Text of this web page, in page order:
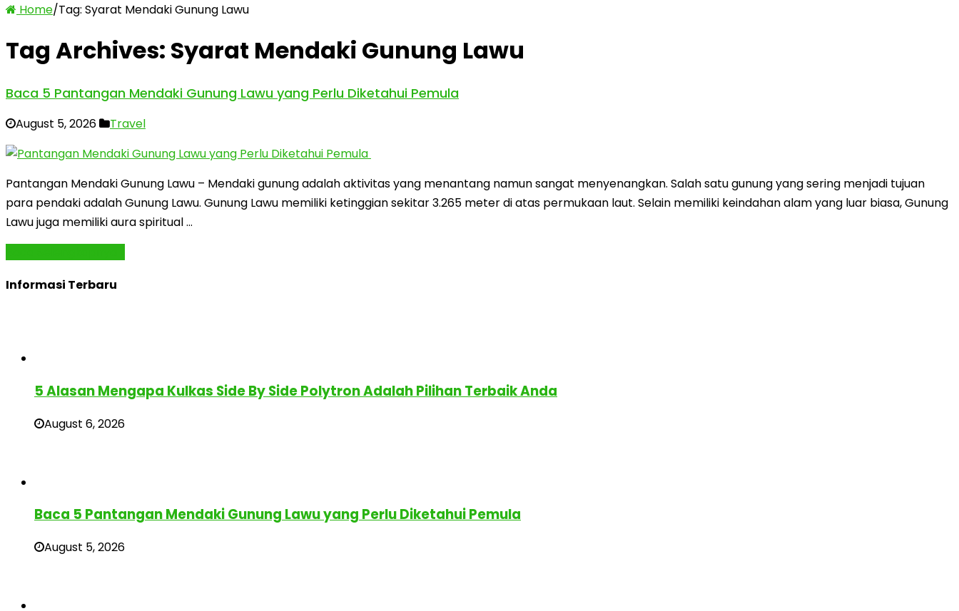
Home/Tag: Syarat Mendaki Gunung Lawu
Tag Archives: Syarat Mendaki Gunung Lawu
Baca 5 Pantangan Mendaki Gunung Lawu yang Perlu Diketahui Pemula
August 5, 2026 Travel
Pantangan Mendaki Gunung Lawu – Mendaki gunung adalah aktivitas yang menantang namun sangat menyenangkan. Salah satu gunung yang sering menjadi tujuan
para pendaki adalah Gunung Lawu. Gunung Lawu memiliki ketinggian sekitar 3.265 meter di atas permukaan laut. Selain memiliki keindahan alam yang luar biasa, Gunung
Lawu juga memiliki aura spiritual …
Informasi Terbaru
5 Alasan Mengapa Kulkas Side By Side Polytron Adalah Pilihan Terbaik Anda
August 6, 2026
Baca 5 Pantangan Mendaki Gunung Lawu yang Perlu Diketahui Pemula
August 5, 2026